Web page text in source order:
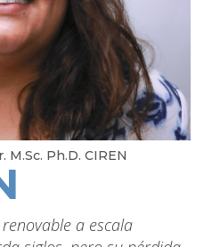
M.Sc. Ph.D. CIREN
a escala